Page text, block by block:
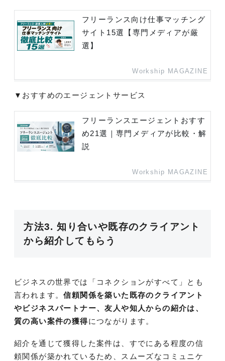
フリーランス向け仕事マッチング
サイト15選【専門メディアが厳
選】
Workship MAGAZINE
▼おすすめのエージェントサービス
フリーランスエージェントおすす
め21選｜専門メディアが比較・解
説
Workship MAGAZINE
方法3. 知り合いや既存のクライアント
から紹介してもらう
ビジネスの世界では「コネクションがすべて」とも
言われます。信頼関係を築いた既存のクライアント
やビジネスパートナー、友人や知人からの紹介は、
質の高い案件の獲得につながります。
紹介を通じて獲得した案件は、すでにある程度の信
頼関係が築かれているため、スムーズなコミュニケ